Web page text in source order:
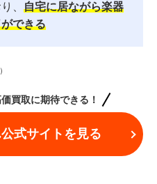
、 自宅に居ながら楽器
できる
買取に期待できる！
式サイトを見る